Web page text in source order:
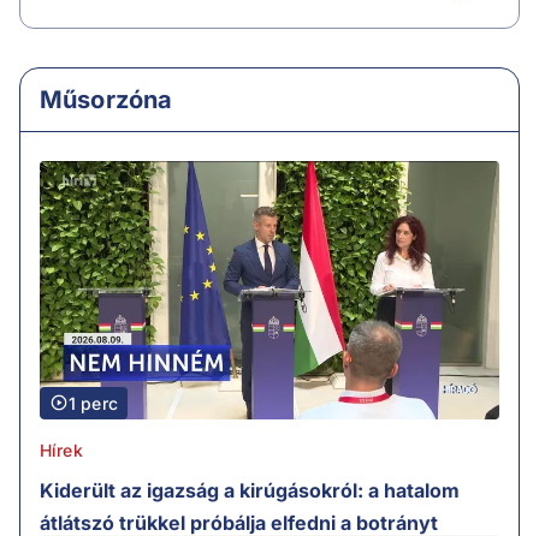
Műsorzóna
1 perc
Hírek
Kiderült az igazság a kirúgásokról: a hatalom
átlátszó trükkel próbálja elfedni a botrányt